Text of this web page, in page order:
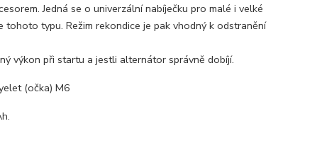
Jedná se o univerzální nabíječku pro malé i velké
typu. Režim rekondice je pak vhodný k odstranění
výkon při startu a jestli alternátor správně dobíjí.
(očka) M6